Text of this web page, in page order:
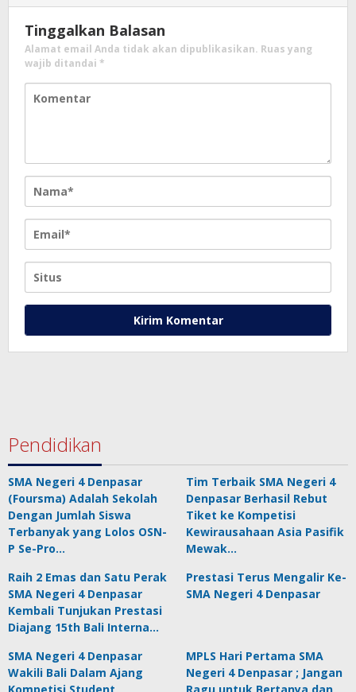
Tinggalkan Balasan
Alamat email Anda tidak akan dipublikasikan. Ruas yang
wajib ditandai *
Pendidikan
SMA Negeri 4 Denpasar
(Foursma) Adalah Sekolah
Dengan Jumlah Siswa
Terbanyak yang Lolos OSN-
P Se-Pro…
Tim Terbaik SMA Negeri 4
Denpasar Berhasil Rebut
Tiket ke Kompetisi
Kewirausahaan Asia Pasifik
Mewak…
Raih 2 Emas dan Satu Perak
SMA Negeri 4 Denpasar
Kembali Tunjukan Prestasi
Diajang 15th Bali Interna…
Prestasi Terus Mengalir Ke-
SMA Negeri 4 Denpasar
SMA Negeri 4 Denpasar
Wakili Bali Dalam Ajang
MPLS Hari Pertama SMA
Negeri 4 Denpasar ; Jangan